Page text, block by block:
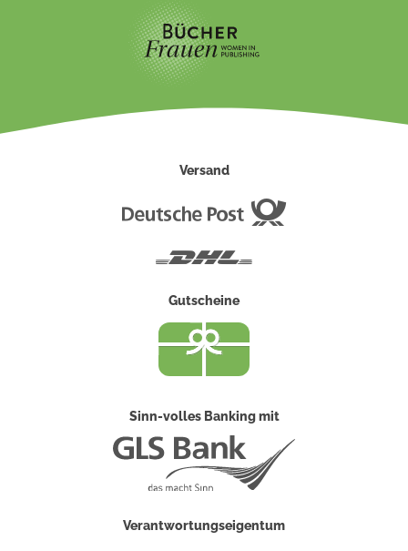
Versand
Gutscheine
Sinn-volles Banking mit
Verantwortungseigentum